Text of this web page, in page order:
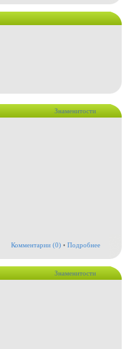
Знаменитости
Комментарии (0) • Подробнее
Знаменитости